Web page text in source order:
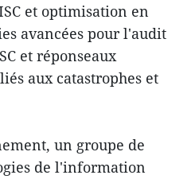
et optimisation en
avancées pour l'audit
et réponseaux
aux catastrophes et
un groupe de
de l'information